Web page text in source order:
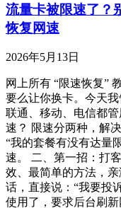
流量卡被限速了？
恢复网速
2026年5月13日
网上所有 “限速恢复”
要么让你换卡。今天
联通、移动、电信都
速？ 限速分两种，解
“我的套餐有没有达量
速。 二、第一招：打
效、最简单的方法，
话，直接说：“我要投
使用了，要求后台刷